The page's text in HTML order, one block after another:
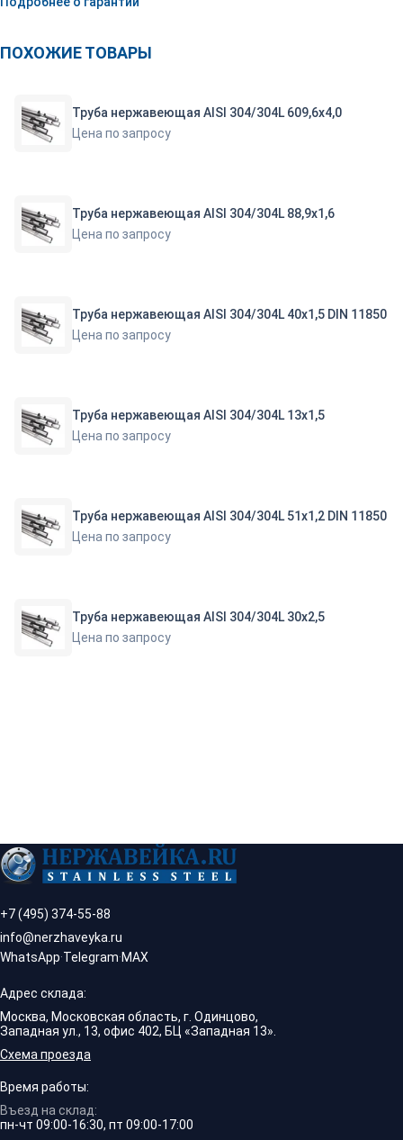
ПОХОЖИЕ ТОВАРЫ
Труба нержавеющая AISI 304/304L 609,6х4,0
Цена по запросу
Труба нержавеющая AISI 304/304L 88,9х1,6
Цена по запросу
Труба нержавеющая AISI 304/304L 40х1,5 DIN 11850
Цена по запросу
Труба нержавеющая AISI 304/304L 13х1,5
Цена по запросу
Труба нержавеющая AISI 304/304L 51х1,2 DIN 11850
Цена по запросу
Труба нержавеющая AISI 304/304L 30х2,5
Цена по запросу
+7 (495) 374-55-88
info@nerzhaveyka.ru
WhatsApp·Telegram·MAX
Адрес склада:
Москва, Московская область, г. Одинцово,
Западная ул., 13, офис 402, БЦ «Западная 13».
Схема проезда
Время работы:
Въезд на склад:
пн-чт 09:00-16:30, пт 09:00-17:00